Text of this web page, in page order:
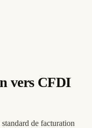
vers CFDI
de facturation